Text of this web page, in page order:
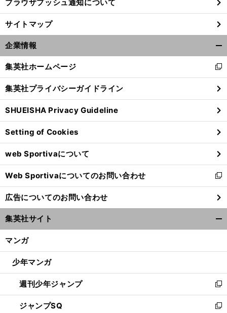
【
ド
】
、
実
」
ブラウザプッシュ通知について
サイトマップ
企業情報
閉
る
集英社ホームページ
新
し
い
ウ
ィ
ン
ド
ウ
で
開
く
集英社プライバシーガイドライン
SHUEISHA Privacy Guideline
Setting of Cookies
web Sportivaについて
Web Sportivaについてのお問い合わせ
新
し
い
ウ
ィ
ン
ウ
開
く
広告についてのお問い合わせ
集英社サイト
マンガ
少年マンガ
週刊少年ジャンプ
新
し
い
ジャンプSQ
新